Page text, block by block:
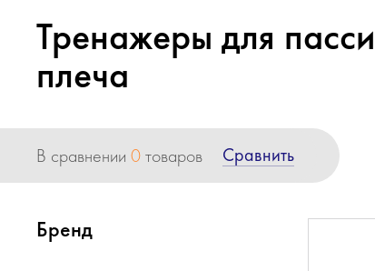
Тренажеры для
плеча
В сравнении 0товаров Сравнить
Бренд